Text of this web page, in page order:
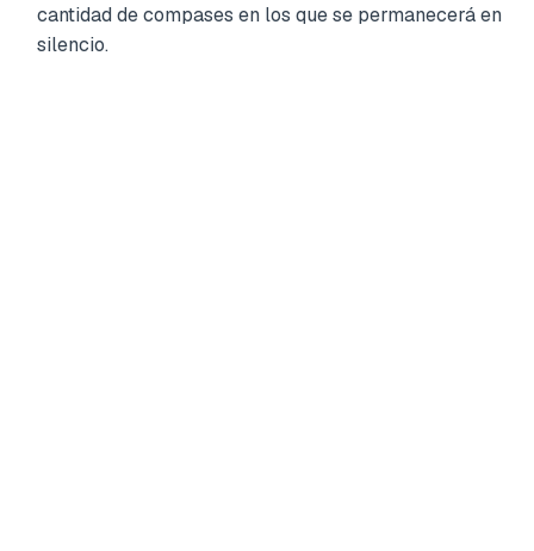
cantidad de compases en los que se permanecerá en
silencio.